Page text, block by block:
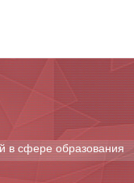
в сфере образования